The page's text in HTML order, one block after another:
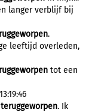
langer verblijf bij
.
leeftijd overleden,
tot een
teruggeworpen. Ik